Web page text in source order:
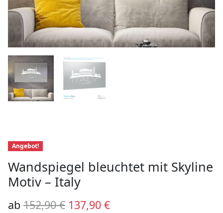
Angebot!
Wandspiegel bleuchtet mit Skyline
Motiv – Italy
ab 152,90€ Ursprünglicher Preis war:
137,90 €Aktueller Preis ist: